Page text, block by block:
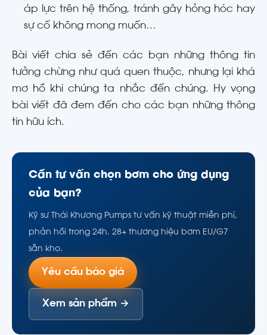
áp lực trên hệ thống, tránh gây hỏng hóc hay
sự cố không mong muốn…
Bài viết chia sẻ đến các bạn những thông tin
tưởng chừng như quá quen thuộc, nhưng lại khá
mơ hồ khi chúng ta nhắc đến chúng. Hy vọng
bài viết đã đem đến cho các bạn những thông
tin hữu ích.
Cần tư vấn chọn bơm cho ứng dụng
của bạn?
Kỹ sư Thái Khương Pumps tư vấn kỹ thuật miễn phí,
phản hồi trong 24h. 28+ thương hiệu bơm EU/G7
sẵn kho.
Yêu cầu báo giá
Xem sản phẩm →